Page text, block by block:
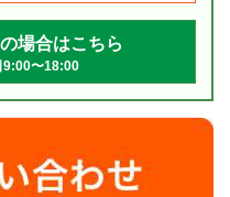
場合はこちら
9:00〜18:00